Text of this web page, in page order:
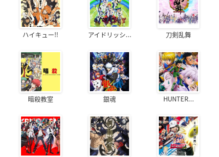
ハイキュー!! アイドリッシ... 刀剣乱舞
暗殺教室 銀魂 HUNTER...